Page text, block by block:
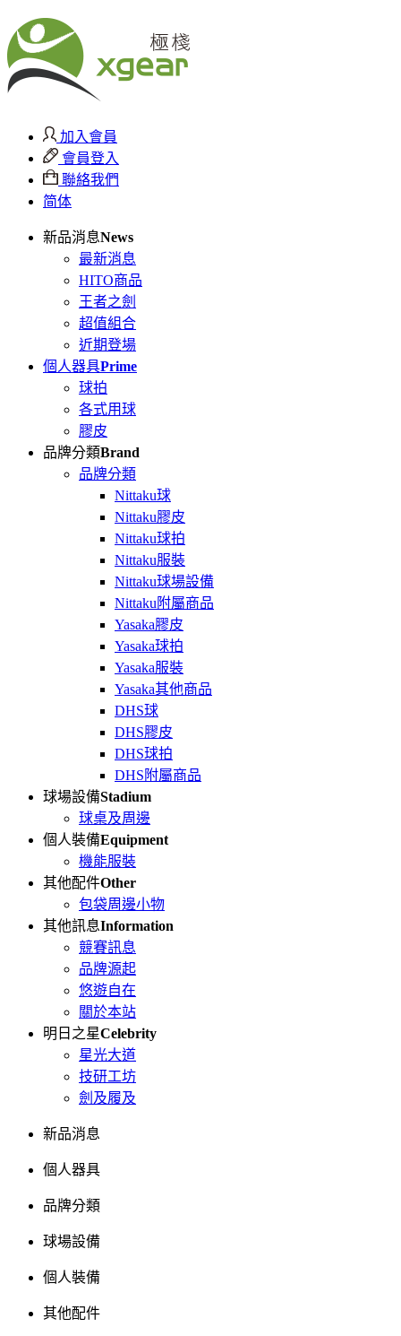
加入會員
會員登入
聯絡我們
简体
新品消息News
最新消息
HITO商品
王者之劍
超值組合
近期登場
個人器具Prime
球拍
各式用球
膠皮
品牌分類Brand
品牌分類
Nittaku球
Nittaku膠皮
Nittaku球拍
Nittaku服裝
Nittaku球場設備
Nittaku附屬商品
Yasaka膠皮
Yasaka球拍
Yasaka服裝
Yasaka其他商品
DHS球
DHS膠皮
DHS球拍
DHS附屬商品
球場設備Stadium
球桌及周邊
個人裝備Equipment
機能服裝
其他配件Other
包袋周邊小物
其他訊息Information
競賽訊息
品牌源起
悠遊自在
關於本站
明日之星Celebrity
星光大道
技研工坊
劍及履及
新品消息
個人器具
品牌分類
球場設備
個人裝備
其他配件